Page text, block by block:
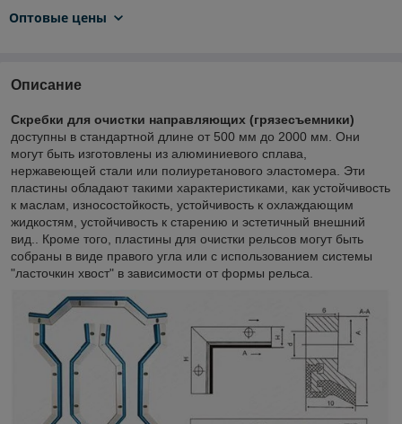
Оптовые цены
Описание
Скребки для очистки направляющих (грязесъемники)
доступны в стандартной длине от 500 мм до 2000 мм. Они
могут быть изготовлены из алюминиевого сплава,
нержавеющей стали или полиуретанового эластомера. Эти
пластины обладают такими характеристиками, как устойчивость
к маслам, износостойкость, устойчивость к охлаждающим
жидкостям, устойчивость к старению и эстетичный внешний
вид.. Кроме того, пластины для очистки рельсов могут быть
собраны в виде правого угла или с использованием системы
"ласточкин хвост" в зависимости от формы рельса.